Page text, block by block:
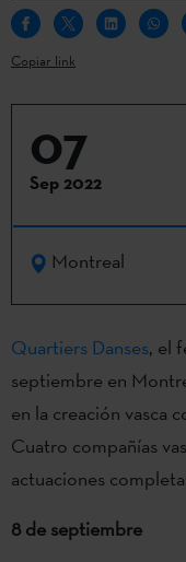
Copiar link
07
Sep 2022
Montreal
Quartiers Danses, el
septiembre en
en la creación vasca
Cuatro compañías
actuaciones
8 de septiembre